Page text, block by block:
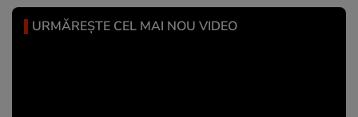
URMĂREȘTE CEL MAI NOU VIDEO